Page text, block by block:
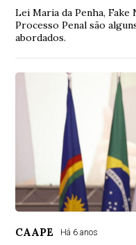
Lei Maria da Penha,
Processo Penal são
abordados.
CAAPE Há 6 anos